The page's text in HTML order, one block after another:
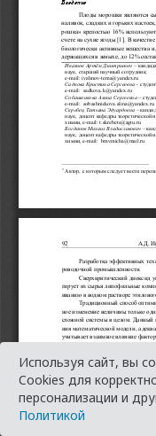
Используя сайт, вы
Cookies для
персонализации и
Политикой